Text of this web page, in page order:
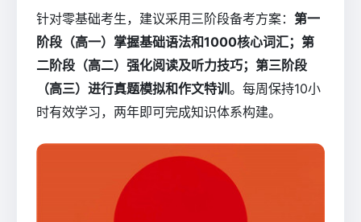
针对零基础考生，建议采用三阶段备考方案： 第一
阶段（高一）掌握基础语法和1000核心词汇；第
二阶段（高二）强化阅读及听力技巧；第三阶段
（高三）进行真题模拟和作文特训 。每周保持10小
时有效学习，两年即可完成知识体系构建。